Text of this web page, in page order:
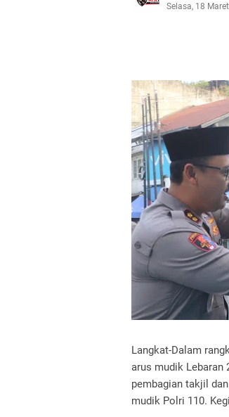
Selasa, 18
Langkat-Dalam
arus mudik Lebaran
pembagian takjil
mudik Polri 110.